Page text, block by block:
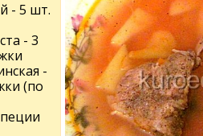
- 5 шт.
- 3
-
(по